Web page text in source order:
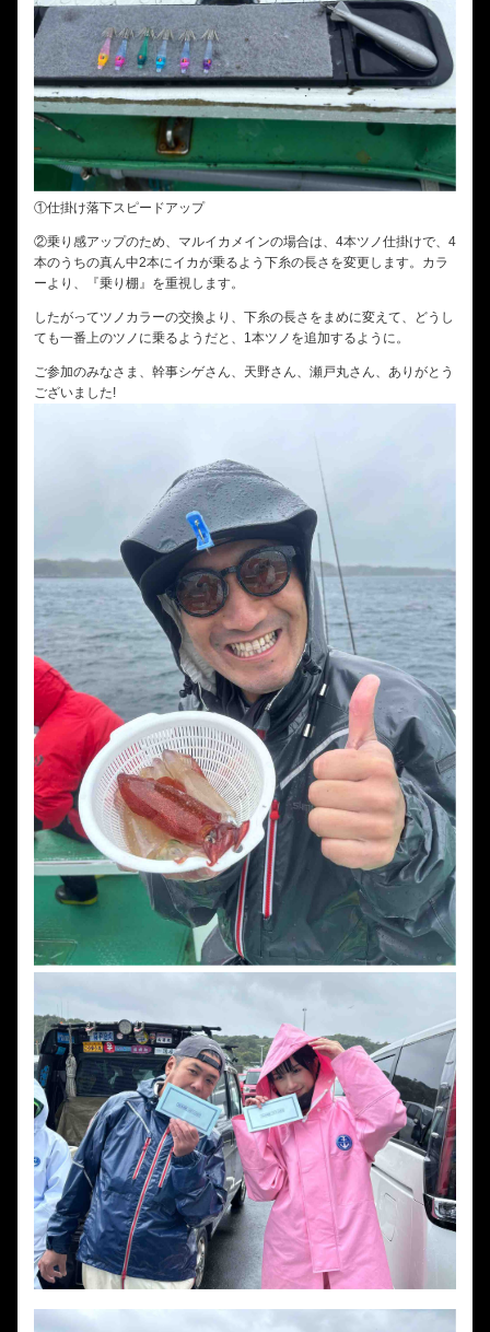
①仕掛け落下スピードアップ
②乗り感アップのため、マルイカメインの場合は、4本ツノ仕掛けで、4
本のうちの真ん中2本にイカが乗るよう下糸の長さを変更します。カラ
ーより、『乗り棚』を重視します。
したがってツノカラーの交換より、下糸の長さをまめに変えて、どうし
ても一番上のツノに乗るようだと、1本ツノを追加するように。
ご参加のみなさま、幹事シゲさん、天野さん、瀬戸丸さん、ありがとう
ございました!